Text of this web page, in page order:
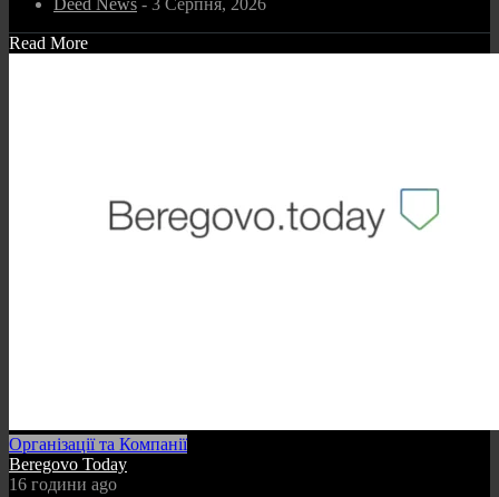
Read More
Організації та Компанії
Beregovo Today
16 години ago